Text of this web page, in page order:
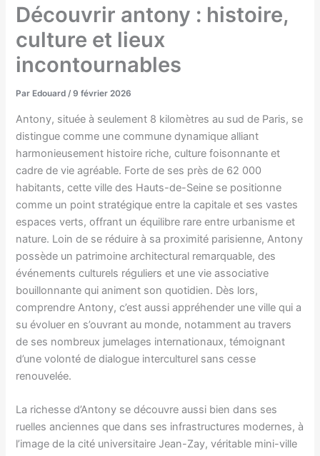
Découvrir antony : histoire,
culture et lieux
incontournables
Par Edouard/9 février 2026
Antony, située à seulement 8 kilomètres au sud de Paris, se
distingue comme une commune dynamique alliant
harmonieusement histoire riche, culture foisonnante et
cadre de vie agréable. Forte de ses près de 62 000
habitants, cette ville des Hauts-de-Seine se positionne
comme un point stratégique entre la capitale et ses vastes
espaces verts, offrant un équilibre rare entre urbanisme et
nature. Loin de se réduire à sa proximité parisienne, Antony
possède un patrimoine architectural remarquable, des
événements culturels réguliers et une vie associative
bouillonnante qui animent son quotidien. Dès lors,
comprendre Antony, c’est aussi appréhender une ville qui a
su évoluer en s’ouvrant au monde, notamment au travers
de ses nombreux jumelages internationaux, témoignant
d’une volonté de dialogue interculturel sans cesse
renouvelée.
La richesse d’Antony se découvre aussi bien dans ses
ruelles anciennes que dans ses infrastructures modernes, à
l’image de la cité universitaire Jean-Zay, véritable mini-ville